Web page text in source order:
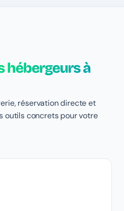
hébergeurs à
réservation directe et
concrets pour votre